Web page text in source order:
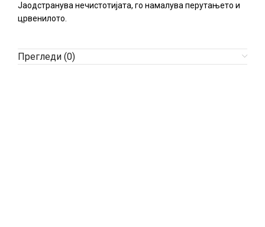
Јаодстранува нечистотијата, го намалува перутањето и
црвенилото.
Прегледи (0)